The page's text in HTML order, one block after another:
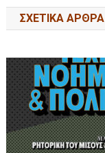
ΣΧΕΤΙΚΆ ΆΡΘΡΑ